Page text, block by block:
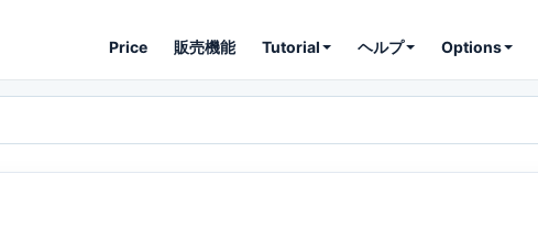
Price 販売機能 Tutorial ヘルプ Options